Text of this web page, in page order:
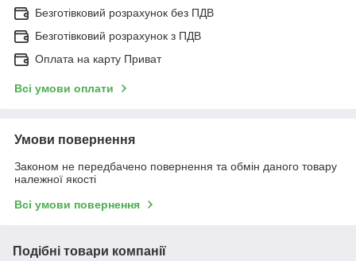
Безготівковий розрахунок без ПДВ
Безготівковий розрахунок з ПДВ
Оплата на карту Приват
Всі умови оплати
Умови повернення
Законом не передбачено повернення та обмін даного товару
належної якості
Всі умови повернення
Подібні товари компанії